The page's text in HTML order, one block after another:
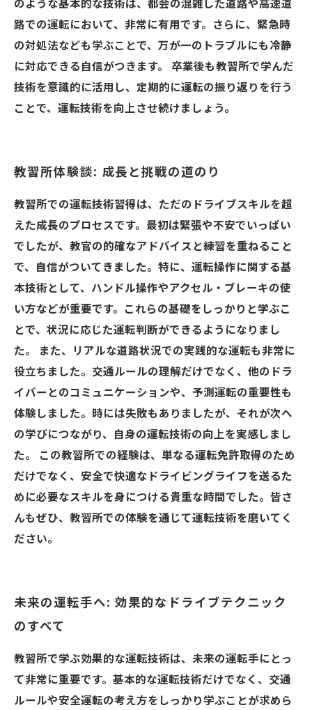
のような基本的な技術は、都会の混雑した道路や高速道
路での運転において、非常に有用です。さらに、緊急時
の対処法なども学ぶことで、万が一のトラブルにも冷静
に対応できる自信がつきます。 卒業後も教習所で学んだ
技術を意識的に活用し、定期的に運転の振り返りを行う
ことで、運転技術を向上させ続けましょう。
教習所体験談: 成長と挑戦の道のり
教習所での運転技術習得は、ただのドライブスキルを超
えた成長のプロセスです。最初は緊張や不安でいっぱい
でしたが、教官の的確なアドバイスと練習を重ねること
で、自信がついてきました。特に、運転操作に関する基
本技術として、ハンドル操作やアクセル・ブレーキの使
い方などが重要です。これらの基礎をしっかりと学ぶこ
とで、状況に応じた運転判断ができるようになりまし
た。 また、リアルな道路状況での実践的な運転も非常に
役立ちました。交通ルールの理解だけでなく、他のドラ
イバーとのコミュニケーションや、予測運転の重要性も
体験しました。時には失敗もありましたが、それが次へ
の学びにつながり、自身の運転技術の向上を実感しまし
た。 この教習所での経験は、単なる運転免許取得のため
だけでなく、安全で快適なドライビングライフを送るた
めに必要なスキルを身につける貴重な時間でした。皆さ
んもぜひ、教習所での体験を通じて運転技術を磨いてく
ださい。
未来の運転手へ: 効果的なドライブテクニック
のすべて
教習所で学ぶ効果的な運転技術は、未来の運転手にとっ
て非常に重要です。基本的な運転技術だけでなく、交通
ルールや安全運転の考え方をしっかり学ぶことが求めら